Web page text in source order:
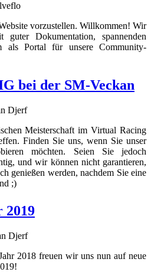
vorzustellen. Willkommen! Wir
Dokumentation, spannenden
als Portal für unsere Community-
bei der SM-Veckan
Djerf
Meisterschaft im Virtual Racing
Finden Sie uns, wenn Sie unser
möchten. Seien Sie jedoch
und wir können nicht garantieren,
genießen werden, nachdem Sie eine
;)
2019
Djerf
2018 freuen wir uns nun auf neue